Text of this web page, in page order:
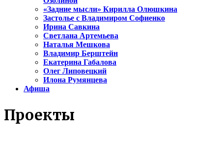
«Задние мысли» Кирилла Олюшкина
Застолье с Владимиром Софиенко
Ирина Савкина
Светлана Артемьева
Наталья Мешкова
Владимир Берштейн
Екатерина Габалова
Олег Липовецкий
Илона Румянцева
Афиша
Проекты